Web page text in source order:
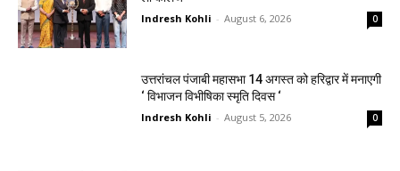
Indresh Kohli - August 6, 2026 0
उत्तरांचल पंजाबी महासभा 14 अगस्त को हरिद्वार में मनाएगी
‘ विभाजन विभीषिका स्मृति दिवस ‘
Indresh Kohli - August 5, 2026 0